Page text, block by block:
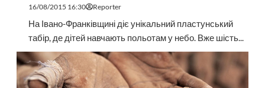
16/08/2015 16:30 Reporter
На Івано-Франківщині діє унікальний пластунський
табір, де дітей навчають польотам у небо. Вже шість...